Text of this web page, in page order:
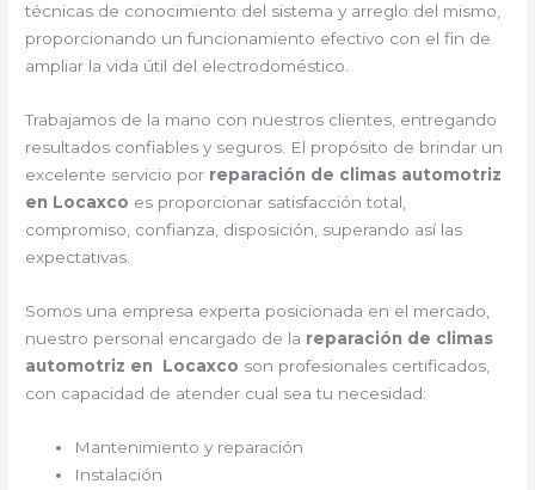
técnicas de conocimiento del sistema y arreglo del mismo,
proporcionando un funcionamiento efectivo con el fin de
ampliar la vida útil del electrodoméstico.
Trabajamos de la mano con nuestros clientes, entregando
resultados confiables y seguros. El propósito de brindar un
excelente servicio por reparación de climas automotriz
en Locaxco es proporcionar satisfacción total,
compromiso, confianza, disposición, superando así las
expectativas.
Somos una empresa experta posicionada en el mercado,
nuestro personal encargado de la reparación de climas
automotriz en Locaxco son profesionales certificados,
con capacidad de atender cual sea tu necesidad:
Mantenimiento y reparación
Instalación